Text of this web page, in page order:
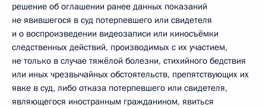
решение об оглашении ранее данных показаний
не явившегося в суд потерпевшего или свидетеля
и о воспроизведении видеозаписи или киносъёмки
следственных действий, производимых с их участием,
не только в случае тяжёлой болезни, стихийного бедствия
или иных чрезвычайных обстоятельств, препятствующих их
явке в суд, либо отказа потерпевшего или свидетеля,
являющегося иностранным гражданином, явиться